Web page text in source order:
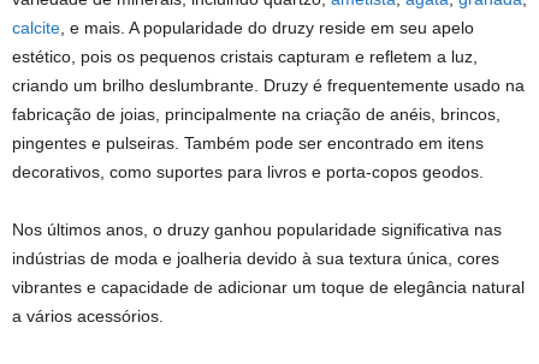
calcite , e mais. A popularidade do druzy reside em seu apelo
estético, pois os pequenos cristais capturam e refletem a luz,
criando um brilho deslumbrante. Druzy é frequentemente usado na
fabricação de joias, principalmente na criação de anéis, brincos,
pingentes e pulseiras. Também pode ser encontrado em itens
decorativos, como suportes para livros e porta-copos geodos.
Nos últimos anos, o druzy ganhou popularidade significativa nas
indústrias de moda e joalheria devido à sua textura única, cores
vibrantes e capacidade de adicionar um toque de elegância natural
a vários acessórios.